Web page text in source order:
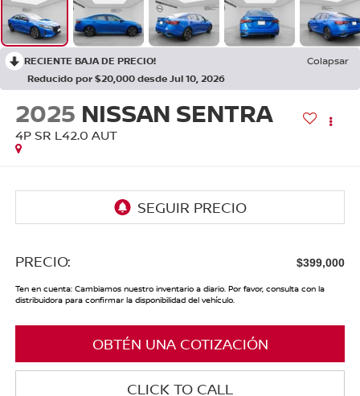
RECIENTE BAJA DE PRECIO!
Colapsar
Reducido por $20,000 desde Jul 10, 2026
2025 NISSAN SENTRA
4P SR L42.0 AUT
PRECIO: $399,000
Ten en cuenta: Cambiamos nuestro inventario a diario. Por favor, consulta con la
distribuidora para confirmar la disponibilidad del vehículo.
OBTÉN UNA COTIZACIÓN
CLICK TO CALL